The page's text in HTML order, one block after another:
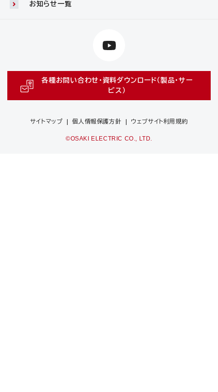
お知らせ一覧
各種お問い合わせ・資料ダウンロード（製品・サー
ビス）
サイトマップ 個人情報保護方針 ウェブサイト利用規約
©OSAKI ELECTRIC CO., LTD.